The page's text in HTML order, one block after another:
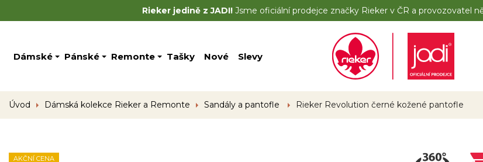
Rieker jedině z JADI!Jsme oficiální prodejce značky Rieker v ČR a provozovatel
Dámské Pánské Remonte Tašky Nové Slevy
Úvod Dámská kolekce Rieker a Remonte Sandály a pantofle Rieker Revolution černé kožené pantofle
AKČNÍ CENA